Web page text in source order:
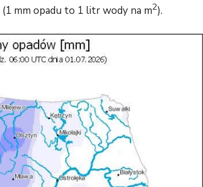
(1 mm opadu to 1 litr wody na m2).